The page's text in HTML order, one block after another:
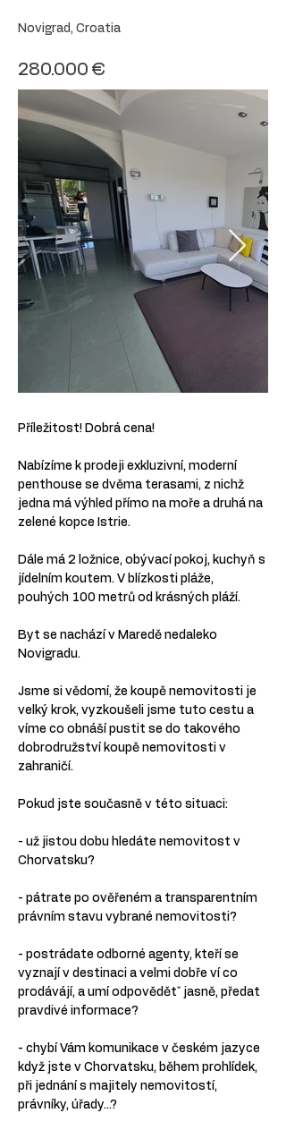
Novigrad, Croatia
280.000 €
Příležitost! Dobrá cena!
Nabízíme k prodeji exkluzivní, moderní
penthouse se dvěma terasami, z nichž
jedna má výhled přímo na moře a druhá na
zelené kopce Istrie.
Dále má 2 ložnice, obývací pokoj, kuchyň s
jídelním koutem. V blízkosti pláže,
pouhých 100 metrů od krásných pláží.
Byt se nachází v Maredě nedaleko
Novigradu.
Jsme si vědomí, že koupě nemovitosti je
velký krok, vyzkoušeli jsme tuto cestu a
víme co obnáší pustit se do takového
dobrodružství koupě nemovitosti v
zahraničí.
Pokud jste současně v této situaci:
- už jistou dobu hledáte nemovitost v
Chorvatsku?
- pátrate po ověřeném a transparentním
právním stavu vybrané nemovitosti?
- postrádate odborné agenty, kteří se
vyznají v destinaci a velmi dobře ví co
prodávájí, a umí odpovědětˇ jasně, předat
pravdivé informace?
- chybí Vám komunikace v českém jazyce
když jste v Chorvatsku, během prohlídek,
při jednání s majitely nemovitostí,
právníky, úřady...?